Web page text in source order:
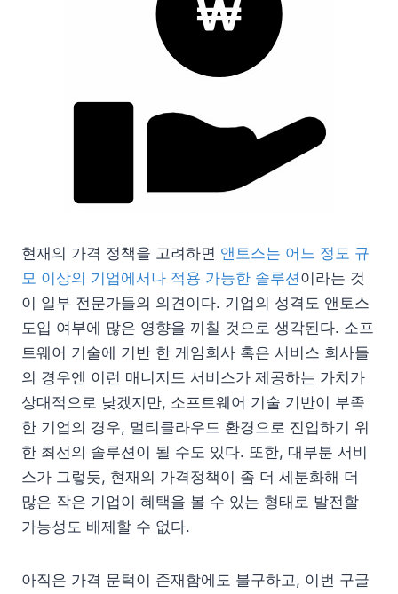
현재의 가격 정책을 고려하면 앤토스는 어느 정도 규
모 이상의 기업에서나 적용 가능한 솔루션이라는 것
이 일부 전문가들의 의견이다. 기업의 성격도 앤토스
도입 여부에 많은 영향을 끼칠 것으로 생각된다. 소프
트웨어 기술에 기반 한 게임회사 혹은 서비스 회사들
의 경우엔 이런 매니지드 서비스가 제공하는 가치가
상대적으로 낮겠지만, 소프트웨어 기술 기반이 부족
한 기업의 경우, 멀티클라우드 환경으로 진입하기 위
한 최선의 솔루션이 될 수도 있다. 또한, 대부분 서비
스가 그렇듯, 현재의 가격정책이 좀 더 세분화해 더
많은 작은 기업이 혜택을 볼 수 있는 형태로 발전할
가능성도 배제할 수 없다.
아직은 가격 문턱이 존재함에도 불구하고, 이번 구글